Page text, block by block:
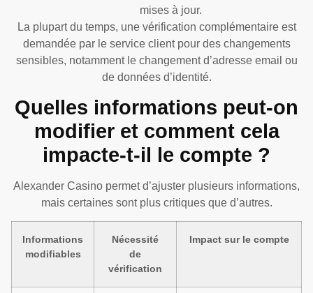
mises à jour.
La plupart du temps, une vérification complémentaire est
demandée par le service client pour des changements
sensibles, notamment le changement d’adresse email ou
de données d’identité.
Quelles informations peut-on
modifier et comment cela
impacte-t-il le compte ?
Alexander Casino permet d’ajuster plusieurs informations,
mais certaines sont plus critiques que d’autres.
Informations
modifiables
Nécessité
de
vérification
Impact sur le compte